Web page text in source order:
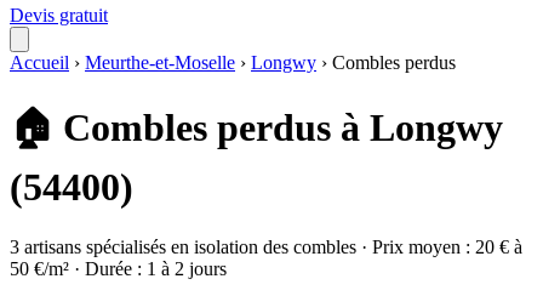
Devis gratuit
Accueil › Meurthe-et-Moselle › Longwy › Combles perdus
🏠 Combles perdus à Longwy
(54400)
3 artisans spécialisés en isolation des combles · Prix moyen : 20 € à
50 €/m² · Durée : 1 à 2 jours